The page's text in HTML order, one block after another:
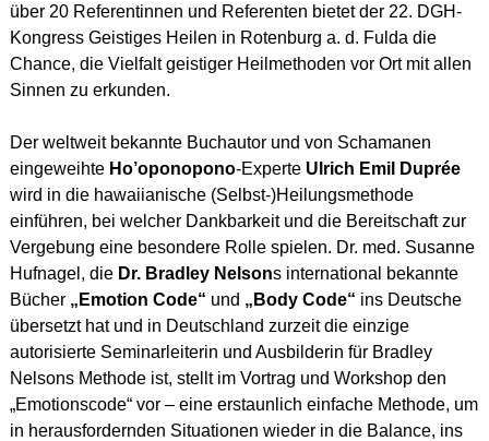
über 20 Referentinnen und Referenten bietet der 22. DGH-
Kongress Geistiges Heilen in Rotenburg a. d. Fulda die
Chance, die Vielfalt geistiger Heilmethoden vor Ort mit allen
Sinnen zu erkunden.
Der weltweit bekannte Buchautor und von Schamanen
eingeweihte Ho’oponopono-Experte Ulrich Emil Duprée
wird in die hawaiianische (Selbst-)Heilungsmethode
einführen, bei welcher Dankbarkeit und die Bereitschaft zur
Vergebung eine besondere Rolle spielen. Dr. med. Susanne
Hufnagel, die Dr. Bradley Nelsons international bekannte
Bücher „Emotion Code“ und „Body Code“ ins Deutsche
übersetzt hat und in Deutschland zurzeit die einzige
autorisierte Seminarleiterin und Ausbilderin für Bradley
Nelsons Methode ist, stellt im Vortrag und Workshop den
„Emotionscode“ vor – eine erstaunlich einfache Methode, um
in herausfordernden Situationen wieder in die Balance, ins